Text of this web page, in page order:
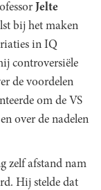
Jelte
bij het maken
in IQ
controversiële
de voordelen
om de VS
over de nadelen
zelf afstand nam
Hij stelde dat